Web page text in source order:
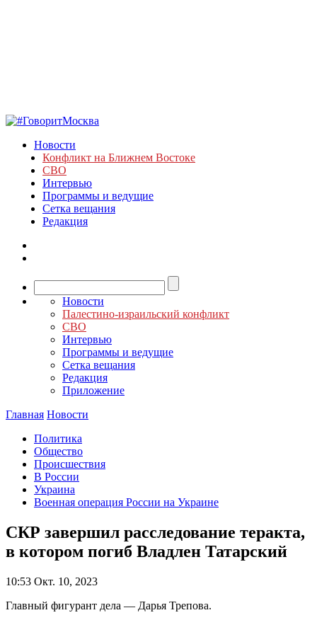
Новости
Конфликт на Ближнем Востоке
СВО
Интервью
Программы и ведущие
Сетка вещания
Редакция
Новости
Палестино-израильский конфликт
СВО
Интервью
Программы и ведущие
Сетка вещания
Редакция
Приложение
Главная Новости
Политика
Общество
Происшествия
В России
Украина
Военная операция России на Украине
СКР завершил расследование теракта,
в котором погиб Владлен Татарский
10:53 Окт. 10, 2023
Главный фигурант дела — Дарья Трепова.